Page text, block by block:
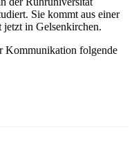
Sie kommt aus einer
in Gelsenkirchen.
Kommunikation folgende